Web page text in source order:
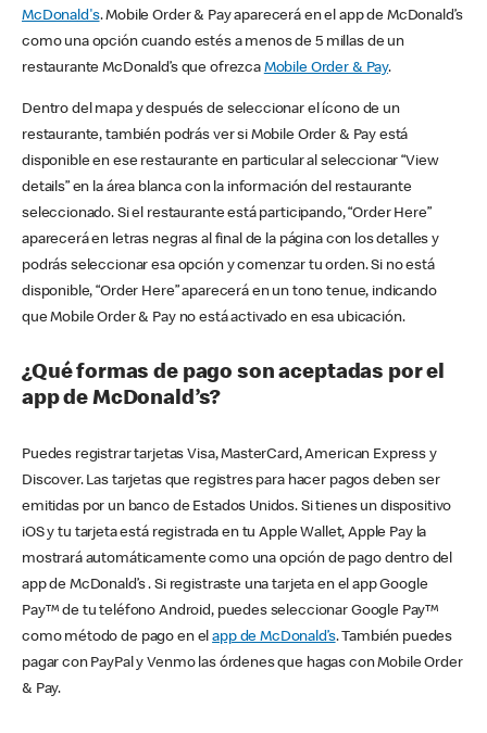
McDonald's. Mobile Order & Pay aparecerá en el app de McDonald’s
como una opción cuando estés a menos de 5 millas de un
restaurante McDonald’s que ofrezca Mobile Order & Pay.
Dentro del mapa y después de seleccionar el ícono de un
restaurante, también podrás ver si Mobile Order & Pay está
disponible en ese restaurante en particular al seleccionar “View
details” en la área blanca con la información del restaurante
seleccionado. Si el restaurante está participando, “Order Here”
aparecerá en letras negras al final de la página con los detalles y
podrás seleccionar esa opción y comenzar tu orden. Si no está
disponible, “Order Here” aparecerá en un tono tenue, indicando
que Mobile Order & Pay no está activado en esa ubicación.
¿Qué formas de pago son aceptadas por el
app de McDonald’s?
Puedes registrar tarjetas Visa, MasterCard, American Express y
Discover. Las tarjetas que registres para hacer pagos deben ser
emitidas por un banco de Estados Unidos. Si tienes un dispositivo
iOS y tu tarjeta está registrada en tu Apple Wallet, Apple Pay la
mostrará automáticamente como una opción de pago dentro del
app de McDonald’s . Si registraste una tarjeta en el app Google
Pay™ de tu teléfono Android, puedes seleccionar Google Pay™
como método de pago en elapp de McDonald’s. También puedes
pagar con PayPal y Venmo las órdenes que hagas con Mobile Order
& Pay.